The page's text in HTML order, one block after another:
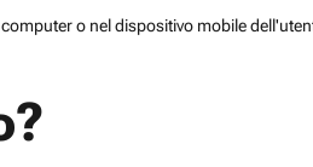
o nel dispositivo mobile